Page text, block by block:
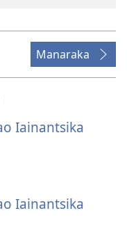
Manaraka
Iainantsika
Iainantsika